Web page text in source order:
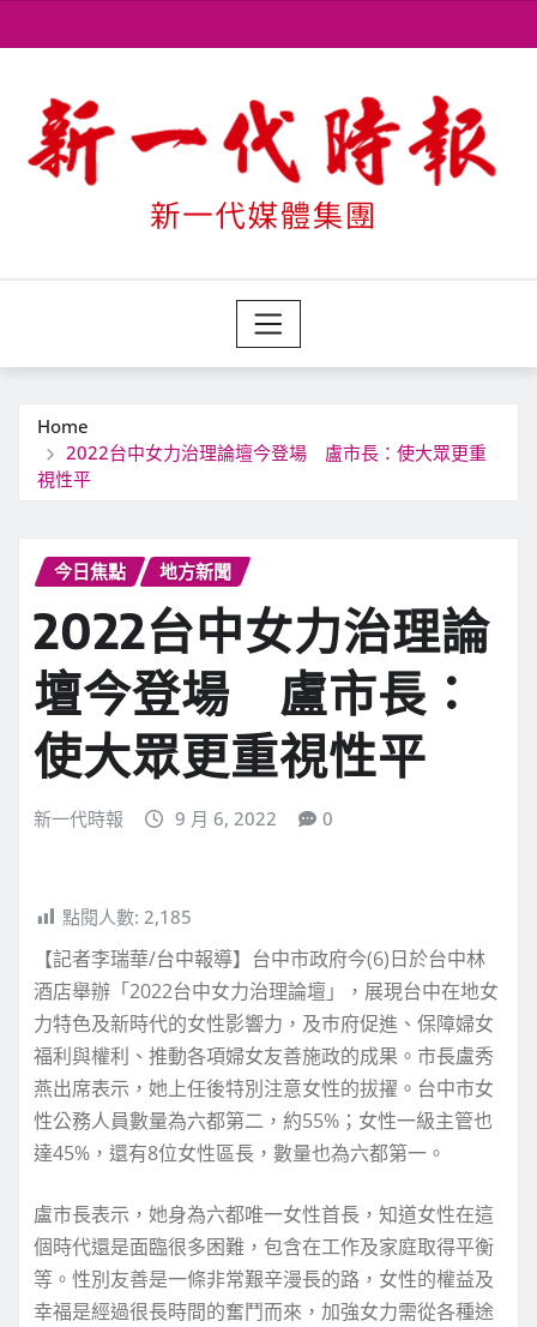
to
Home
2022台中女力治理論壇今登場 盧市長：使大眾更重
視性平
今日焦點 地方新聞
2022台中女力治理論
壇今登場 盧市長：
使大眾更重視性平
新一代時報 9 月 6, 2022 0
點閱人數: 2,185
【記者李瑞華/台中報導】台中市政府今(6)日於台中林
酒店舉辦「2022台中女力治理論壇」，展現台中在地女
力特色及新時代的女性影響力，及巿府促進、保障婦女
福利與權利、推動各項婦女友善施政的成果。市長盧秀
燕出席表示，她上任後特別注意女性的拔擢。台中市女
性公務人員數量為六都第二，約55%；女性一級主管也
達45%，還有8位女性區長，數量也為六都第一。
盧市長表示，她身為六都唯一女性首長，知道女性在這
個時代還是面臨很多困難，包含在工作及家庭取得平衡
等。性別友善是一條非常艱辛漫長的路，女性的權益及
幸福是經過很長時間的奮鬥而來，加強女力需從各種途